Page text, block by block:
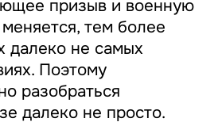
призыв и военную
тем более
далеко не самых
Поэтому
разобраться
далеко не просто.